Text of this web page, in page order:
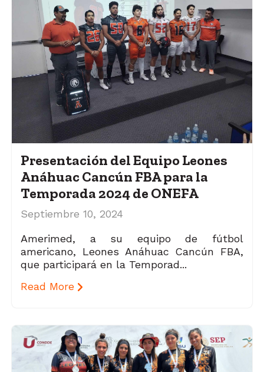
Presentación del Equipo Leones
Anáhuac Cancún FBA para la
Temporada 2024 de ONEFA
Septiembre 10, 2024
Amerimed, a su equipo de fútbol
americano, Leones Anáhuac Cancún FBA,
que participará en la Temporad...
Read More